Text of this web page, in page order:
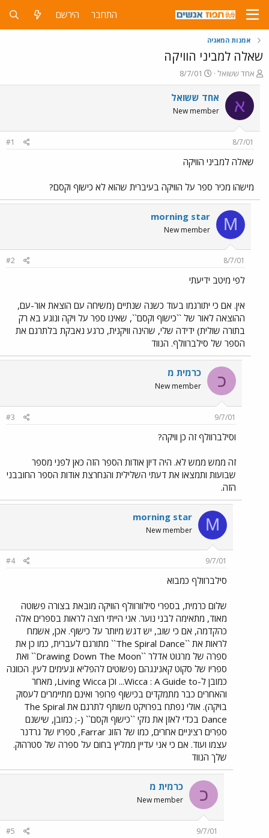
התחבר הירשם
אמנות המאגיה
שאלה למביני הוויקה
פ
ו
ת
ח
ה
ש
א
אחד ששואל
פ
ו
ר
ם
ר
8/7/01
א אחד ששואל
New member
8/7/01
#1
שאלה למביני הוויקה
מישהו מכיר ספר על הוויקה בעיברית שהוא לא כישוף וקסם?
M
morning star
New member
8/7/01
#2
לפי מיטב ידיעתי
אין. אם כי יתורגמו בעוד כשנה שנתיים (משיחה עם הוצאת אור-עם,
ההוצאה לאור של ``כישוף וקסם``, שאינו ספר על ויקה ונוגע בא רק
בתורה שולית) ידידה שלי, שהינה וויקנית, כרגע נאבקת בלתרגם את
הספר של סילברוולף. הנווד
כ כרמית מ
New member
9/7/01
#3
וסילברוולף זה כן וויקה?
זה ממש ממש לא. היה דיון אודות הספר הזה כאן לפני מספר
שבועות ותמצאו את דעתי השלילית והנחרצת אודות הספר החובבני
הזה.
M
morning star
New member
9/7/01
#4
סילברוולף כמבוא
שלום כרמית, בספרי סילוורוולף הוויקה מובאת בצורה פשוטה
מאוד, מתאימה לבני נוער. אני הייתי רוצה לראות בספרים אלה
כהקדמה, אם כי שוב, יש דגש מיותר על כישוף. אכן, אשמח
לראות את ``The Spiral Dance`` מתורגם לעברית, כמו כן את
ספרה של מרגוט אדלר ``Drawing Down The Moon`` ואת
ספריו של סקוט קאנינגהם (פשוטים להפליא ונעימים לעין. הכוונה
כמובן ל-Wicca : A Guide to... וכן Living Wicca, מאחר
והאחרים כבר מתמקדים בכישוף פרופר ואינם מתיימרים לעסוק
בויקה). אולי נפתח בפרויקט משותף לתרגם את The Spiral
Dance בכדי לאזן את נזקי ``כישוף וקסם`` (-; כמובן, שישנם
ספרים רציניים אחרים, כמו של הזוג Farrar, ספריו של גרדנר
עצמו ועוד. אם כי אני עדיין ממליץ בחום על ספרה של סטרהוק.
שלך הנווד
כ כרמית מ
New member
9/7/01
#5